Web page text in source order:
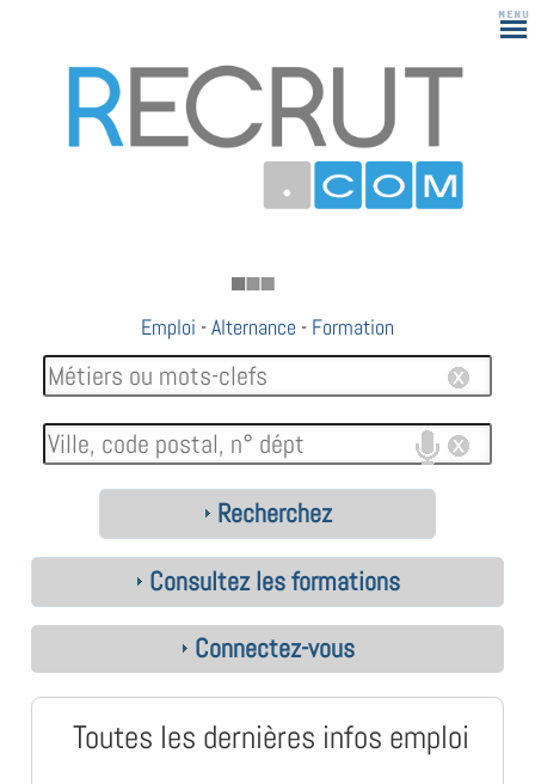
Emploi -Alternance - Formation
Recherchez
Consultez les formations
Connectez-vous
Toutes les dernières infos emploi